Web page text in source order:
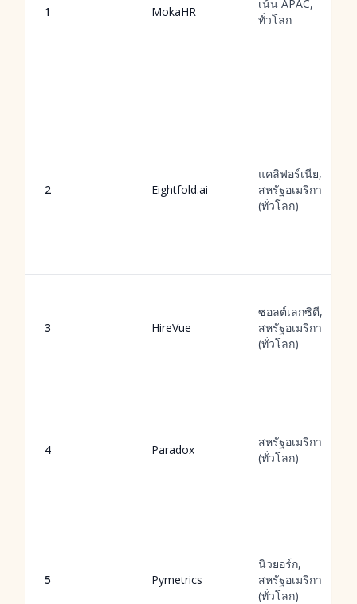
1 MokaHR
เน้น APAC,
ทั่วโลก
2 Eightfold.ai
แคลิฟอร์เนีย,
สหรัฐอเมริกา
(ทั่วโลก)
3 HireVue
ซอลต์เลกซิตี,
สหรัฐอเมริกา
(ทั่วโลก)
4 Paradox
สหรัฐอเมริกา
(ทั่วโลก)
5 Pymetrics
นิวยอร์ก,
สหรัฐอเมริกา
(ทั่วโลก)